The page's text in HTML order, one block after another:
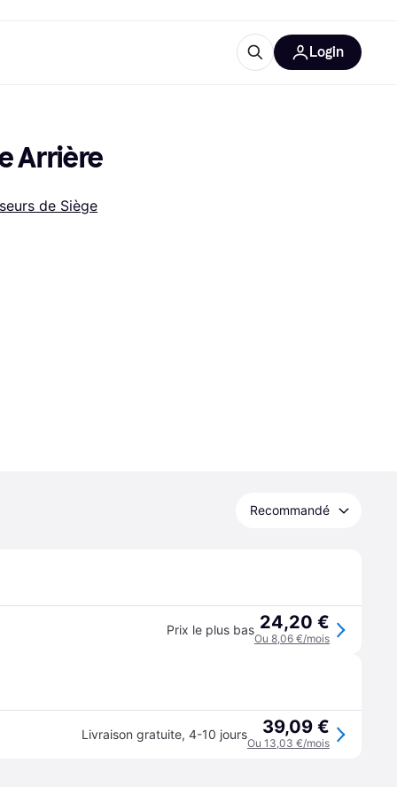
Login
Arrière
de Siège
Recommandé
Prix le plus bas 24,20 €
Ou 8,06 €/mois
Livraison gratuite, 4-10 jours 39,09 €
Ou 13,03 €/mois